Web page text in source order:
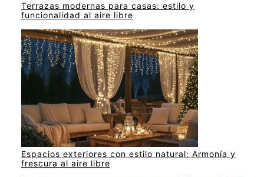
Terrazas modernas para casas: estilo y
funcionalidad al aire libre
Espacios exteriores con estilo natural: Armonía y
frescura al aire libre